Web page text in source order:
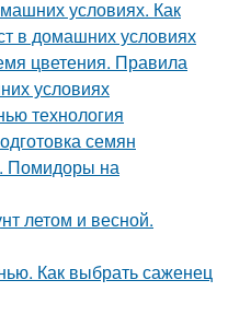
условиях. Как
в домашних условиях
цветения. Правила
условиях
технология
семян
Помидоры на
летом и весной.
Как выбрать саженец